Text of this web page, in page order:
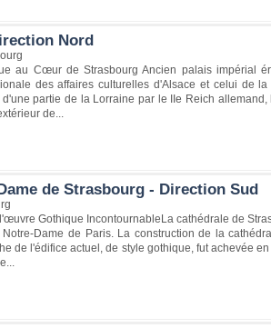
Nord
au Cœur de Strasbourg Ancien palais impérial
des affaires culturelles d'Alsace et celui de
partie de la Lorraine par le IIe Reich
de...
de Strasbourg - Direction Sud
Gothique IncontournableLa cathédrale de
Dame de Paris. La construction de la
de l'édifice actuel, de style gothique, fut achevée